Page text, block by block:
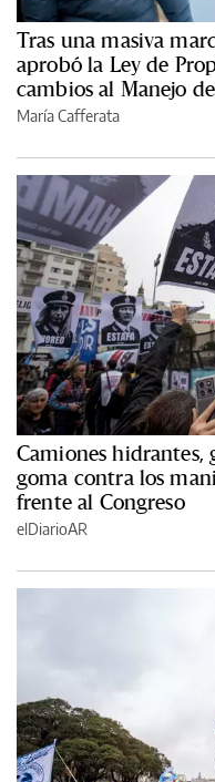
Tras una masiva
aprobó la Ley de
cambios al Manejo
María Cafferata
Camiones hidrantes,
goma contra los
frente al Congreso
elDiarioAR